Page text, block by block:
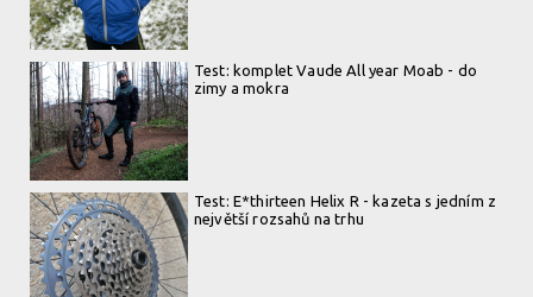
Test: komplet Vaude All year Moab - do
zimy a mokra
Test: E*thirteen Helix R - kazeta s jedním z
největší rozsahů na trhu